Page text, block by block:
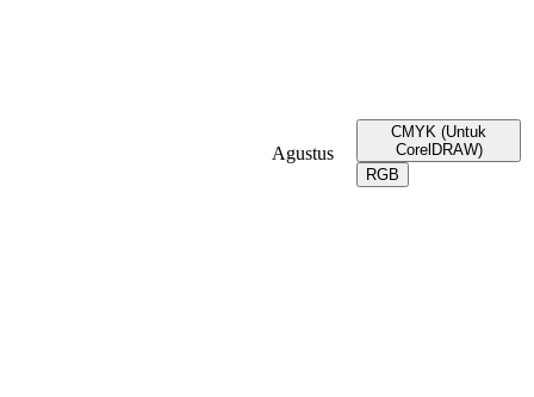
Agustus
CMYK (Untuk
CorelDRAW)
RGB